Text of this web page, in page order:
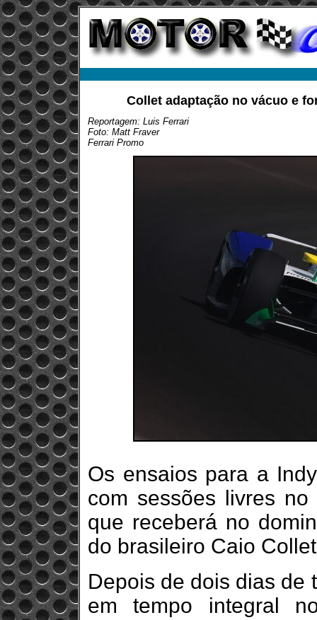
Collet adaptação no vácuo e
Reportagem: Luis Ferrari
Foto: Matt Fraver
Ferrari Promo
Os ensaios para a
com sessões livres
que receberá no
do brasileiro Caio
Depois de dois dias de
em tempo integral